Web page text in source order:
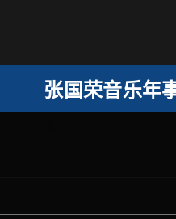
张国荣音乐年